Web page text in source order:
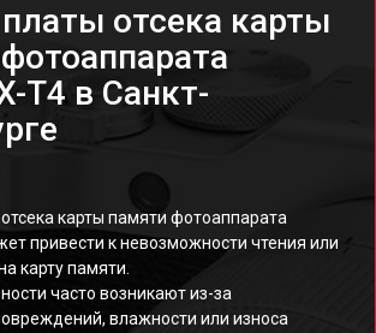
отсека карты
T4 в Санкт-
карты памяти фотоаппарата
привести к невозможности чтения или
карту памяти.
часто возникают из-за
влажности или износа